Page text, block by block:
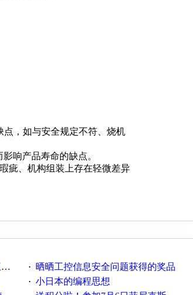
点，如与安全规定不符、烧机
响产品寿命的缺点。
疵、机构组装上存在轻微差异
· 晒晒工控信息安全问题获得的奖品
· 小日本的编程思想